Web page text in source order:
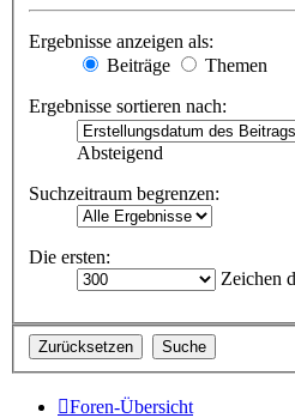
Ergebnisse anzeigen als:
Beiträge
Themen
Ergebnisse sortieren nach:
Absteigend
Suchzeitraum begrenzen:
Die ersten:
Zeichen
Foren-Übersicht